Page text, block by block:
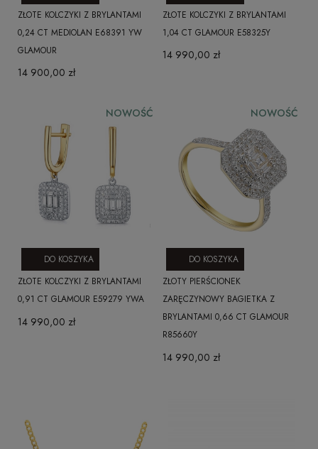
ZŁOTE KOLCZYKI Z BRYLANTAMI
0,24 CT MEDIOLAN E68391 YW
GLAMOUR
14 900,00 zł
ZŁOTE KOLCZYKI Z BRYLANTAMI
1,04 CT GLAMOUR E58325Y
14 990,00 zł
ZŁOTE KOLCZYKI Z BRYLANTAMI
0,91 CT GLAMOUR E59279 YWA
14 990,00 zł
DO KOSZYKA
NOWOŚĆ
ZŁOTY PIERŚCIONEK
ZARĘCZYNOWY BAGIETKA Z
BRYLANTAMI 0,66 CT GLAMOUR
R85660Y
14 990,00 zł
DO KOSZYKA
NOWOŚĆ